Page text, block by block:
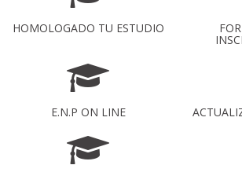
HOMOLOGADO TU ESTUDIO
E.N.P ON LINE